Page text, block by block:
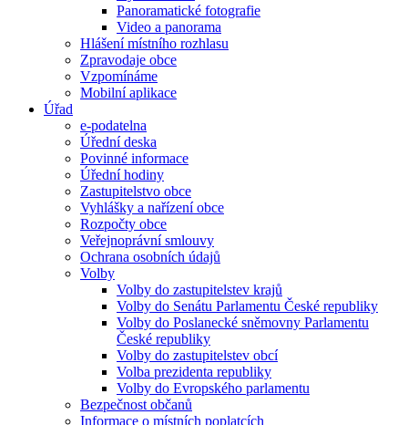
Panoramatické fotografie
Video a panorama
Hlášení místního rozhlasu
Zpravodaje obce
Vzpomínáme
Mobilní aplikace
Úřad
e-podatelna
Úřední deska
Povinné informace
Úřední hodiny
Zastupitelstvo obce
Vyhlášky a nařízení obce
Rozpočty obce
Veřejnoprávní smlouvy
Ochrana osobních údajů
Volby
Volby do zastupitelstev krajů
Volby do Senátu Parlamentu České republiky
Volby do Poslanecké sněmovny Parlamentu
České republiky
Volby do zastupitelstev obcí
Volba prezidenta republiky
Volby do Evropského parlamentu
Bezpečnost občanů
Informace o místních poplatcích